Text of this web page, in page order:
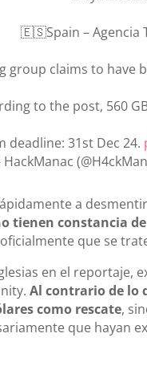
🇪🇸Spain – Agencia
group claims to have
to the post, 560
deadline: 31st Dec 24.
a
tienen constancia
que se
en el reportaje,
Al contrario de lo
como rescate,
que hayan